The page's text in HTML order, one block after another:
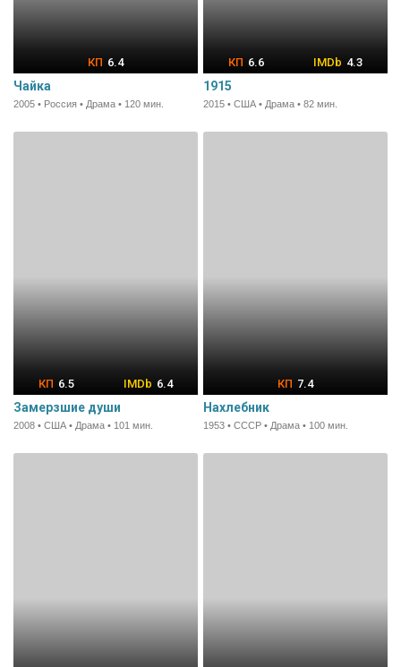
6.4
Чайка
2005 • Россия • Драма • 120 мин.
6.6 4.3
1915
2015 • США • Драма • 82 мин.
6.5 6.4
Замерзшие души
2008 • США • Драма • 101 мин.
7.4
Нахлебник
1953 • СССР • Драма • 100 мин.